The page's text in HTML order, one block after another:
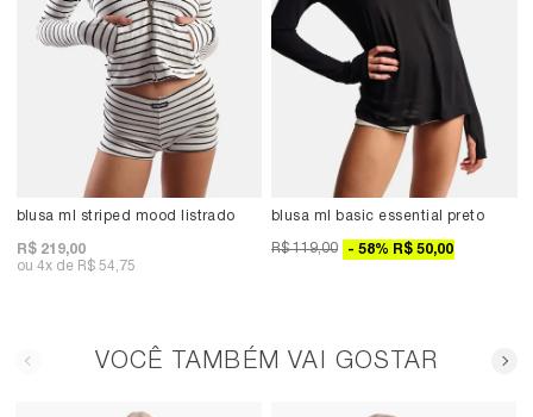
blusa ml striped mood listrado
R$ 219,00
4x R$ 54,75
blusa ml basic essential preto
R$ 119,00 R$ 50,00
58%
VOCÊ TAMBÉM VAI GOSTAR